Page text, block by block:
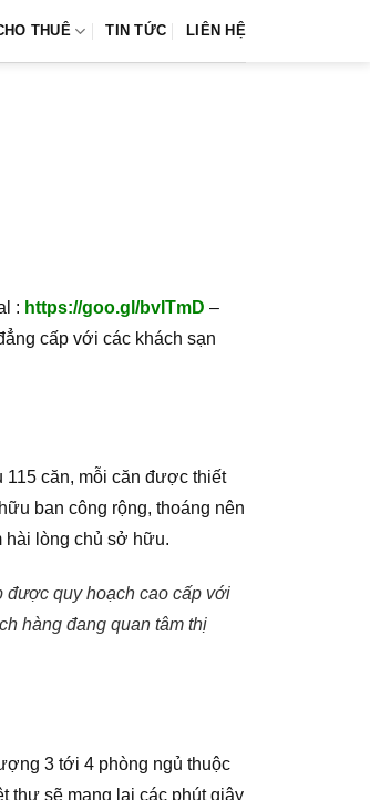
THUÊ TIN TỨC LIÊN HỆ
: https://goo.gl/bvITmD –
cấp với các khách sạn
115 căn, mỗi căn được thiết
ban công rộng, thoáng nên
hài lòng chủ sở hữu.
quy hoạch cao cấp với
hàng đang quan tâm thị
3 tới 4 phòng ngủ thuộc
thự sẽ mang lại các phút giây